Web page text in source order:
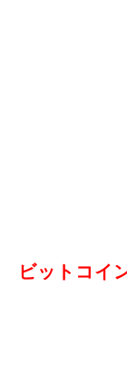
ビットコイ